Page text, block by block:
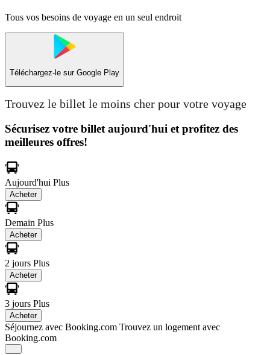
Tous vos besoins de voyage en un seul endroit
Téléchargez-le sur Google Play
Trouvez le billet le moins cher pour votre voyage
Sécurisez votre billet aujourd'hui et profitez des
meilleures offres!
Aujourd'hui Plus
Acheter
Demain Plus
Acheter
2 jours Plus
Acheter
3 jours Plus
Acheter
Séjournez avec Booking.com Trouvez un logement avec
Booking.com